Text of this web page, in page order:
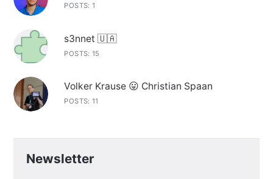
POSTS: 1
s3nnet 🇺🇦
POSTS: 15
Volker Krause 😛 Christian Spaan
POSTS: 11
Newsletter